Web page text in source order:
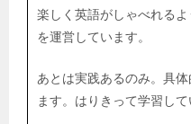
楽しく英語がしゃべれる
を運営しています。
あとは実践あるのみ。具
ます。はりきって学習して